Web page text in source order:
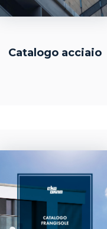
Catalogo acciaio